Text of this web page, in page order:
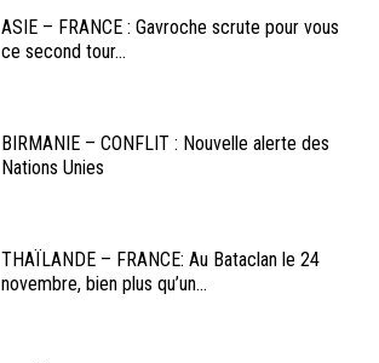
ASIE – FRANCE : Gavroche scrute pour vous
ce second tour...
BIRMANIE – CONFLIT : Nouvelle alerte des
Nations Unies
THAÏLANDE – FRANCE: Au Bataclan le 24
novembre, bien plus qu’un...